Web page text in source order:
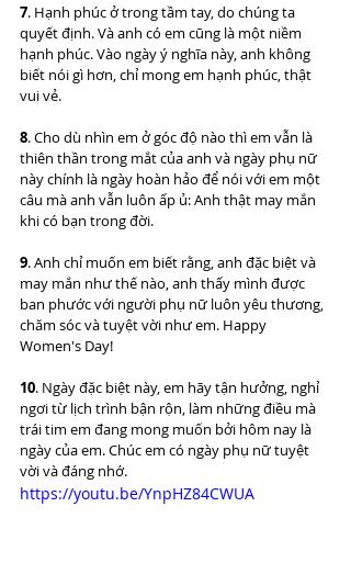
7. Hạnh phúc ở trong tầm tay, do chúng ta
quyết định. Và anh có em cũng là một niềm
hạnh phúc. Vào ngày ý nghĩa này, anh không
biết nói gì hơn, chỉ mong em hạnh phúc, thật
vui vẻ.
8. Cho dù nhìn em ở góc độ nào thì em vẫn là
thiên thần trong mắt của anh và ngày phụ nữ
này chính là ngày hoàn hảo để nói với em một
câu mà anh vẫn luôn ấp ủ: Anh thật may mắn
khi có bạn trong đời.
9. Anh chỉ muốn em biết rằng, anh đặc biệt và
may mắn như thế nào, anh thấy mình được
ban phước với người phụ nữ luôn yêu thương,
chăm sóc và tuyệt vời như em. Happy
Women's Day!
10. Ngày đặc biệt này, em hãy tận hưởng, nghỉ
ngơi từ lịch trình bận rộn, làm những điều mà
trái tim em đang mong muốn bởi hôm nay là
ngày của em. Chúc em có ngày phụ nữ tuyệt
vời và đáng nhớ.
https://youtu.be/YnpHZ84CWUA